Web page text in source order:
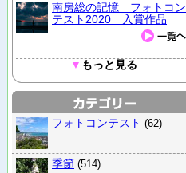
南房総の記憶 フォトコン
テスト2020 入賞作品
▼ もっと見る
フォトコンテスト (62)
季節 (514)